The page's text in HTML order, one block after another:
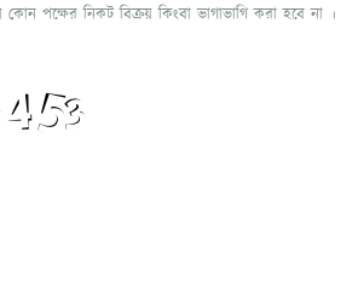
পক্ষের নিকট বিক্রয় কিংবা ভাগাভাগি করা হবে না ।